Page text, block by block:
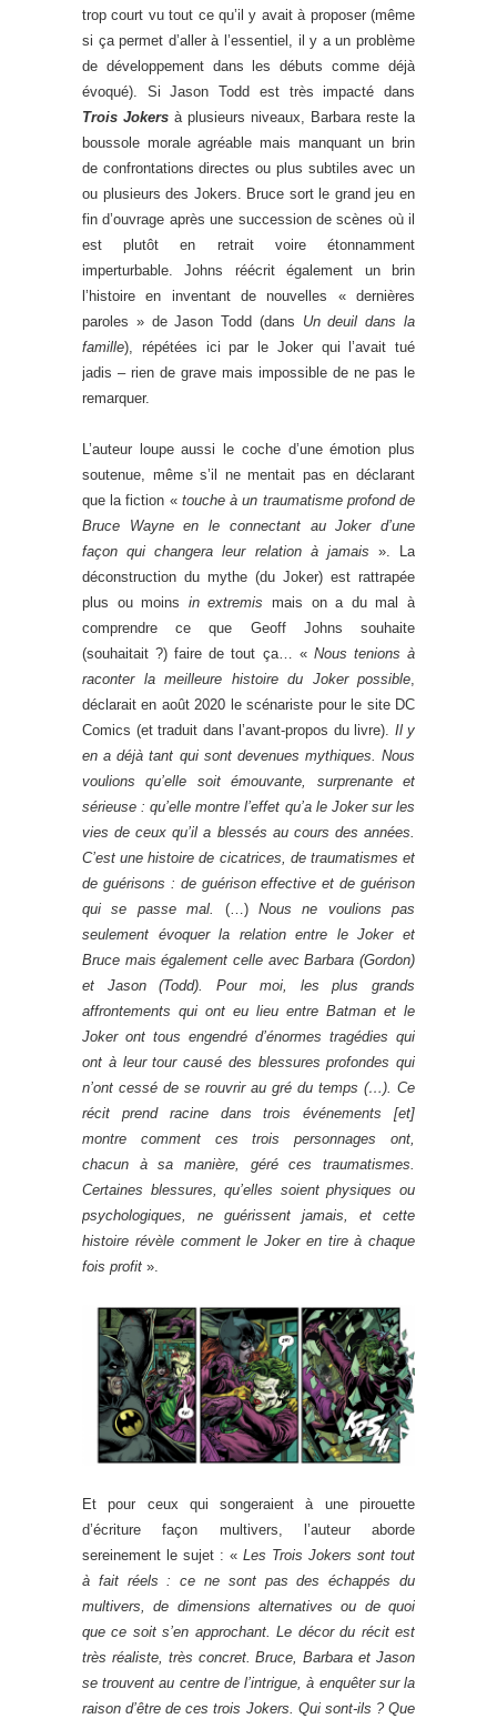
trop court vu tout ce qu’il y avait à proposer (même
si ça permet d’aller à l’essentiel, il y a un problème
de développement dans les débuts comme déjà
évoqué). Si Jason Todd est très impacté dans
Trois Jokers à plusieurs niveaux, Barbara reste la
boussole morale agréable mais manquant un brin
de confrontations directes ou plus subtiles avec un
ou plusieurs des Jokers. Bruce sort le grand jeu en
fin d’ouvrage après une succession de scènes où il
est plutôt en retrait voire étonnamment
imperturbable. Johns réécrit également un brin
l’histoire en inventant de nouvelles « dernières
paroles » de Jason Todd (dans Un deuil dans la
famille), répétées ici par le Joker qui l’avait tué
jadis – rien de grave mais impossible de ne pas le
remarquer.
L’auteur loupe aussi le coche d’une émotion plus
soutenue, même s’il ne mentait pas en déclarant
que la fiction « touche à un traumatisme profond de
Bruce Wayne en le connectant au Joker d’une
façon qui changera leur relation à jamais ». La
déconstruction du mythe (du Joker) est rattrapée
plus ou moins in extremis mais on a du mal à
comprendre ce que Geoff Johns souhaite
(souhaitait ?) faire de tout ça… « Nous tenions à
raconter la meilleure histoire du Joker possible,
déclarait en août 2020 le scénariste pour le site DC
Comics (et traduit dans l’avant-propos du livre). Il y
en a déjà tant qui sont devenues mythiques. Nous
voulions qu’elle soit émouvante, surprenante et
sérieuse : qu’elle montre l’effet qu’a le Joker sur les
vies de ceux qu’il a blessés au cours des années.
C’est une histoire de cicatrices, de traumatismes et
de guérisons : de guérison effective et de guérison
qui se passe mal.
(…) Nous ne voulions pas
seulement évoquer la relation entre le Joker et
Bruce mais également celle avec Barbara (Gordon)
et Jason (Todd). Pour moi, les plus grands
affrontements qui ont eu lieu entre Batman et le
Joker ont tous engendré d’énormes tragédies qui
ont à leur tour causé des blessures profondes qui
n’ont cessé de se rouvrir au gré du temps (…). Ce
récit prend racine dans trois événements [et]
montre comment ces trois personnages ont,
chacun à sa manière, géré ces traumatismes.
Certaines blessures, qu’elles soient physiques ou
psychologiques, ne guérissent jamais, et cette
histoire révèle comment le Joker en tire à chaque
fois profit ».
Et pour ceux qui songeraient à une pirouette
d’écriture façon multivers, l’auteur aborde
sereinement le sujet : « Les Trois Jokers sont tout
à fait réels : ce ne sont pas des échappés du
multivers, de dimensions alternatives ou de quoi
que ce soit s’en approchant. Le décor du récit est
très réaliste, très concret. Bruce, Barbara et Jason
se trouvent au centre de l’intrigue, à enquêter sur la
raison d’être de ces trois Jokers. Qui sont-ils ? Que